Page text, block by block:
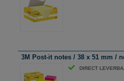
3M Post-it notes / 38 x 51 mm /
DIRECT